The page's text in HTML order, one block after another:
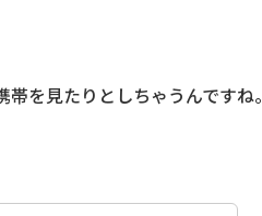
を見たりとしちゃうんですね。